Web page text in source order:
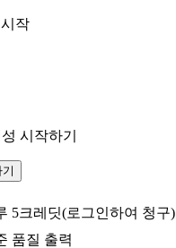
작
시작하기
5크레딧(로그인하여 청구)
품질 출력